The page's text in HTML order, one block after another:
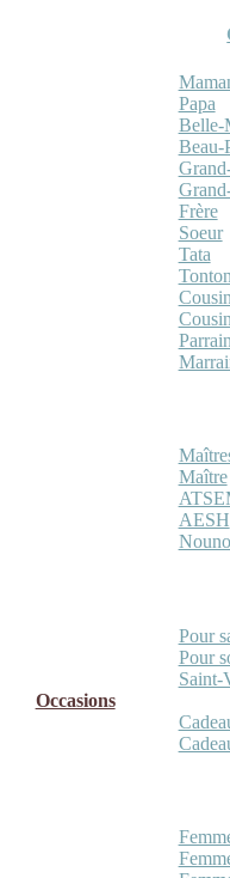
Papa
Belle-
Beau-
Frère
Soeur
Tata
Tonton
Cousin
Parrain
Maître
AESH
Pour
Pour
Saint-
Occasions